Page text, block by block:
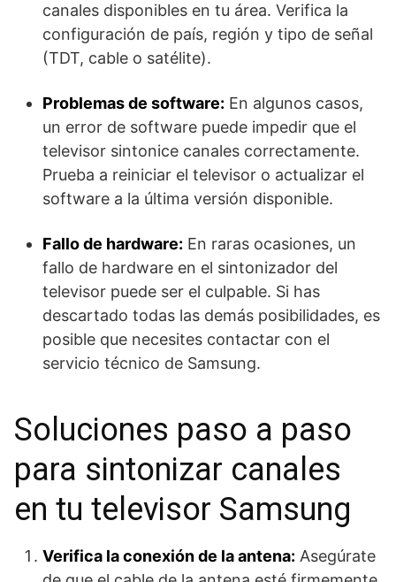
canales disponibles en tu área. Verifica la
configuración de país, región y tipo de señal
(TDT, cable o satélite).
Problemas de software: En algunos casos,
un error de software puede impedir que el
televisor sintonice canales correctamente.
Prueba a reiniciar el televisor o actualizar el
software a la última versión disponible.
Fallo de hardware: En raras ocasiones, un
fallo de hardware en el sintonizador del
televisor puede ser el culpable. Si has
descartado todas las demás posibilidades, es
posible que necesites contactar con el
servicio técnico de Samsung.
Soluciones paso a paso
para sintonizar canales
en tu televisor Samsung
Verifica la conexión de la antena: Asegúrate